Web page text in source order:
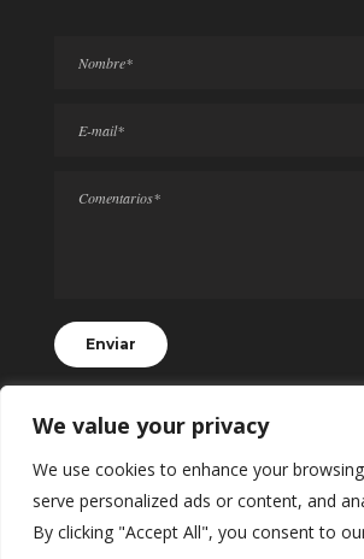
We value your privacy
We use cookies to enhance your
serve personalized ads or content, and
By clicking "Accept All", you consent to
© 2024 Todos los Derechos
Realting.mx | Desarrollado porSII